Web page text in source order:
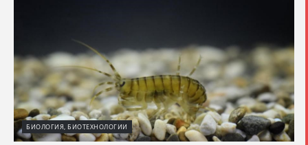
БИОЛОГИЯ, БИОТЕХНОЛОГИИ